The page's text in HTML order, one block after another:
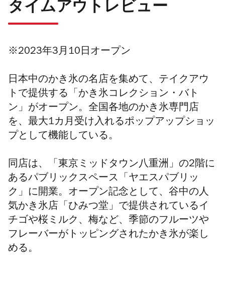
タイムアウトレビュー
※2023年3月10日オープン
日本中のかき氷の名店を集めて、テイクアウ
トで提供する「かき氷コレクション・バト
ン」がオープン。全国各地のかき氷専門店
を、最大1カ月受け入れるポップアップショッ
プとして機能している。
同店は、「東京ミッドタウン八重洲」の2階に
あるパブリックスペース「ヤエスパブリッ
ク」に開業。オープン記念として、谷中の人
気かき氷店「ひみつ堂」で提供されているイ
チゴや桜ミルク、梅など、季節のフルーツや
フレーバーがトッピングされたかき氷が楽し
める。